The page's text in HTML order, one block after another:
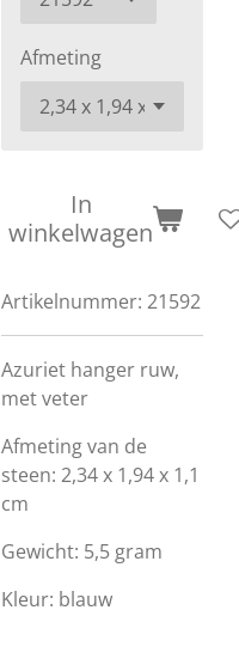
Afmeting
In
winkelwagen
Artikelnummer: 21592
Azuriet hanger ruw,
met veter
Afmeting van de
steen: 2,34 x 1,94 x 1,1
cm
Gewicht: 5,5 gram
Kleur: blauw